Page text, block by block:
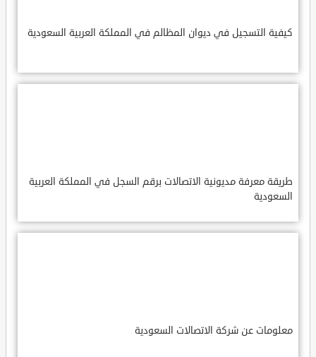
كيفية التسجيل في ديوان المظالم في المملكة العربية السعودية
طريقة معرفة مديونية الاتصالات برقم السجل في المملكة العربية
السعودية
معلومات عن شركة الاتصالات السعودية